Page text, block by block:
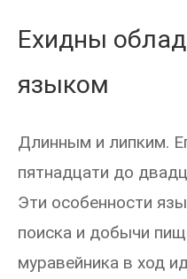
Ехидны
языком
Длинным и липким.
пятнадцати до
Эти особенности
поиска и добычи
муравейника в ход